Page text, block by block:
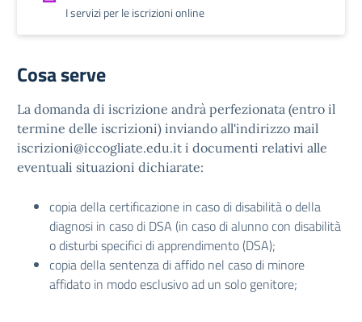
I servizi per le iscrizioni online
Cosa serve
La domanda di iscrizione andrà perfezionata (entro il
termine delle iscrizioni) inviando all'indirizzo mail
iscrizioni@iccogliate.edu.it i documenti relativi alle
eventuali situazioni dichiarate:
copia della certificazione in caso di disabilità o della
diagnosi in caso di DSA (in caso di alunno con disabilità
o disturbi specifici di apprendimento (DSA);
copia della sentenza di affido nel caso di minore
affidato in modo esclusivo ad un solo genitore;